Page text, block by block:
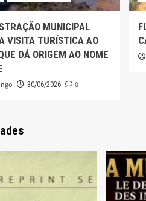
MUNICIPAL
VISITA TURÍSTICA AO
DÁ ORIGEM AO NOME
30/06/2026 0